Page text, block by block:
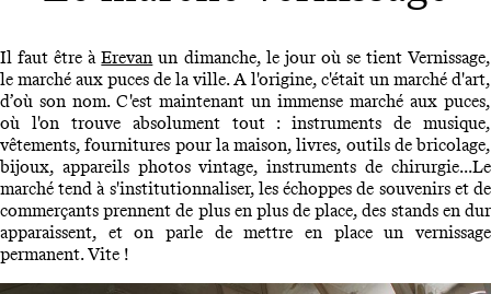
Il faut être àErevan un dimanche, le jour où se tient Vernissage,
le marché aux puces de la ville. A l'origine, c'était un marché d'art,
d’où son nom. C'est maintenant un immense marché aux puces,
où l'on trouve absolument tout : instruments de musique,
vêtements, fournitures pour la maison, livres, outils de bricolage,
bijoux, appareils photos vintage, instruments de chirurgie...Le
marché tend à s'institutionnaliser, les échoppes de souvenirs et de
commerçants prennent de plus en plus de place, des stands en dur
apparaissent, et on parle de mettre en place un vernissage
permanent. Vite !